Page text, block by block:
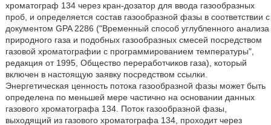
хроматограф 134 через кран-дозатор для ввода газообразных
проб, и определяется состав газообразной фазы в соответствии с
документом GPA 2286 ("Временный способ углубленного анализа
природного газа и подобных газообразных смесей посредством
газовой хроматографии с программированием температуры",
редакция от 1995, Общество переработчиков газа), который
включен в настоящую заявку посредством ссылки.
Энергетическая ценность потока газообразной фазы может быть
определена по меньшей мере частично на основании данных
газового хроматографа 134. Поток газообразной фазы,
выходящий из газового хроматографа 134, проходит через